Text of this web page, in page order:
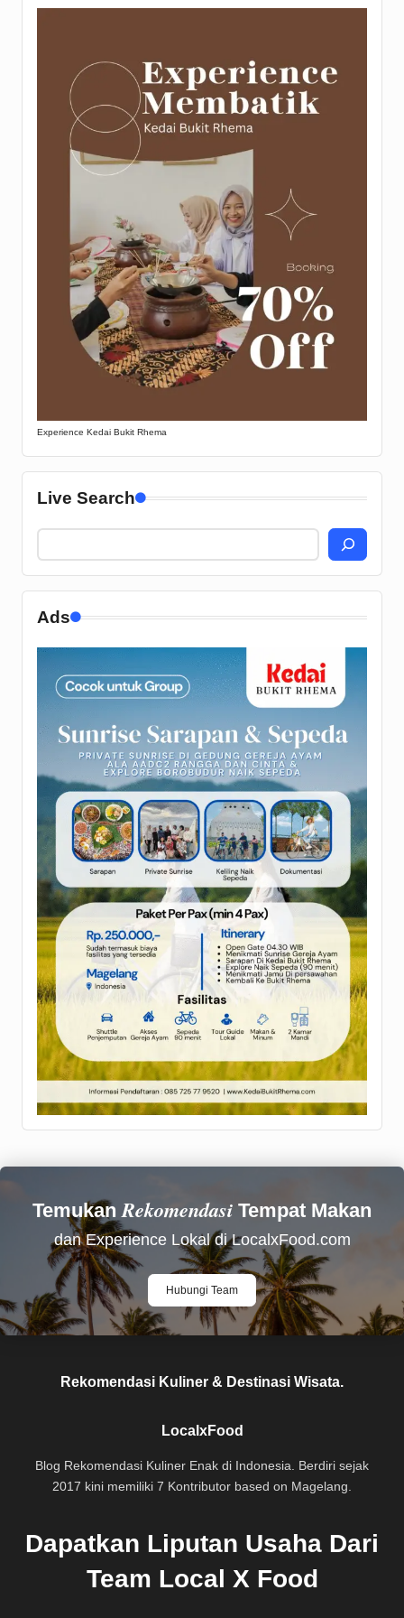
Experience Kedai Bukit Rhema
Live Search
Ads
TemukanRekomendasi Tempat Makan
dan Experience Lokal di LocalxFood.com
Hubungi Team
Rekomendasi Kuliner & Destinasi Wisata.
LocalxFood
Blog Rekomendasi Kuliner Enak di Indonesia. Berdiri sejak
2017 kini memiliki 7 Kontributor based on Magelang.
Dapatkan Liputan Usaha Dari
Team Local X Food